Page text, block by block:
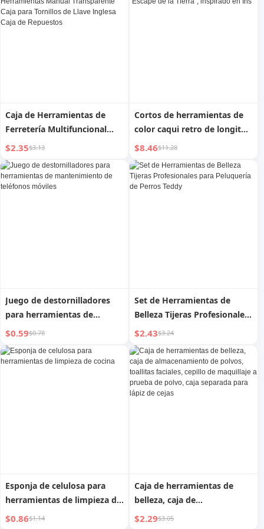
Caja de Herramientas de
Ferretería Multifuncional
para el Hogar Caja de
Herramientas Manual
Transparente Caja para
Tornillos de Llave Inglesa
$2.35$3.13
Cortos de herramientas de
color caqui retro de longitud
media, estilo "Escape de la
Tierra", inspirado en Ins
$8.46$11.28
Juego de destornilladores
para herramientas de
mantenimiento de teléfonos
móviles
$0.59$0.78
Set de Herramientas de
Belleza Tijeras Profesionales
para Peluquería de Perros
Teddy
$2.43$3.24
Esponja de celulosa para
herramientas de limpieza de
cocina
$0.86$1.14
Caja de herramientas de
belleza, caja de
almacenamiento de polvos,
$2.29$3.05